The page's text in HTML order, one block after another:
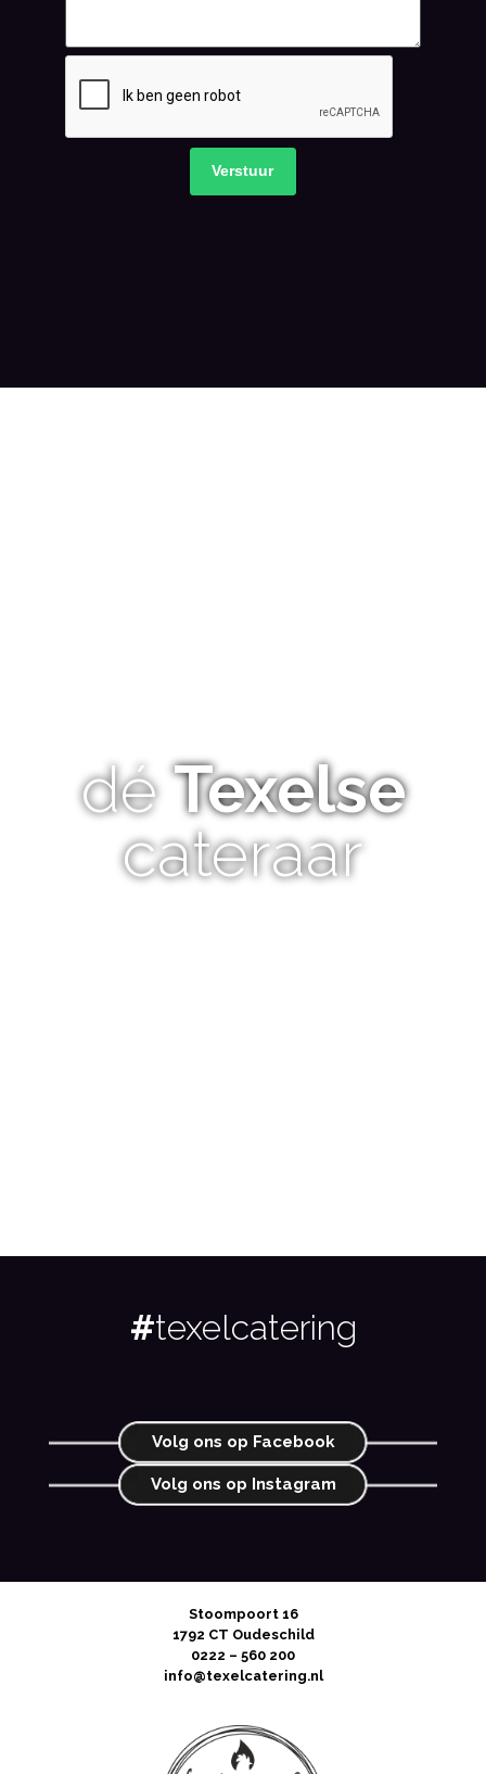
Verstuur
déTexelse
cateraar
#texelcatering
Volg ons op Facebook
Volg ons op Instagram
Stoompoort 16
1792 CT Oudeschild
0222 – 560 200
info@texelcatering.nl